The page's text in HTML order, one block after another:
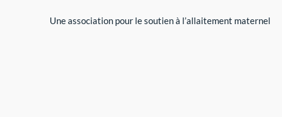
Une association pour le soutien à l’allaitement maternel